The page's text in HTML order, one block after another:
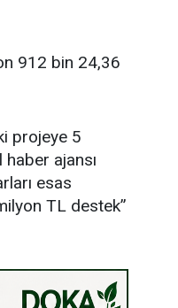
912 bin 24,36
projeye 5
ajansı
esas
TL destek”